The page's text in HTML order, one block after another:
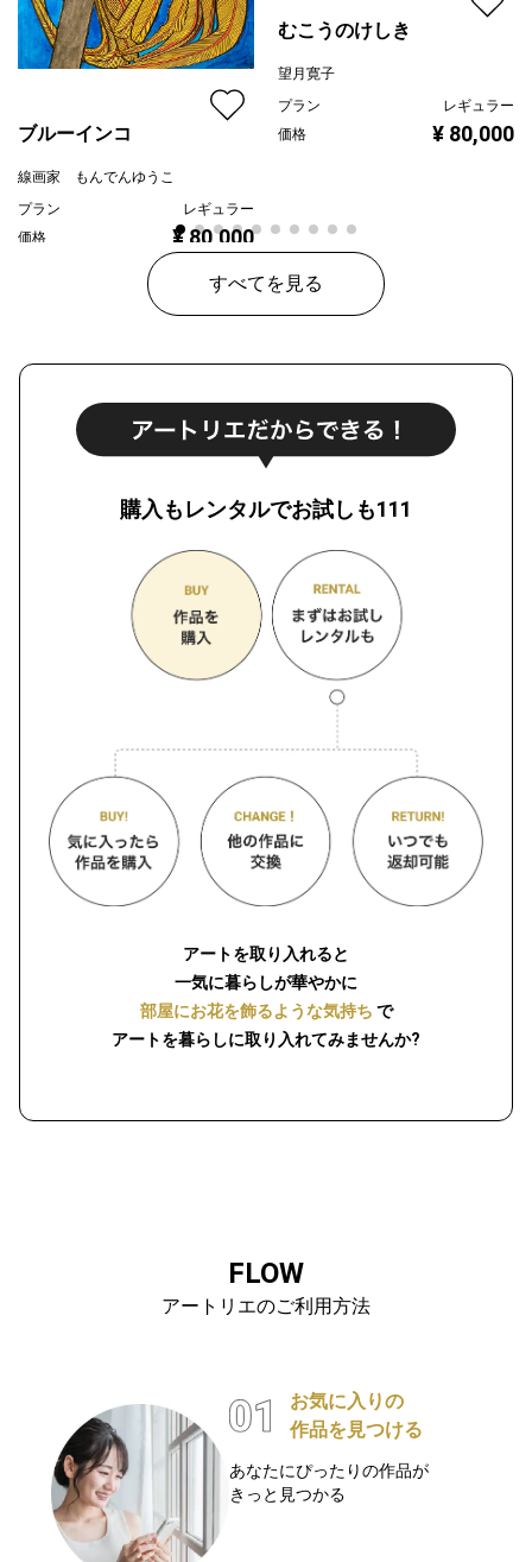
ブルーインコ
線画家 もんでんゆうこ
プラン
レギュラー
価格
¥ 80,000
むこうのけしき
望月寛子
プラン
レギュラー
価格
¥ 80,000
すべてを見る
購入もレンタルでお試しも111
アートを取り入れると
一気に暮らしが華やかに
部屋にお花を飾るような気持ち で
アートを暮らしに取り入れてみませんか?
FLOW
アートリエのご利用方法
お気に入りの
作品を見つける
あなたにぴったりの作品が
きっと見つかる